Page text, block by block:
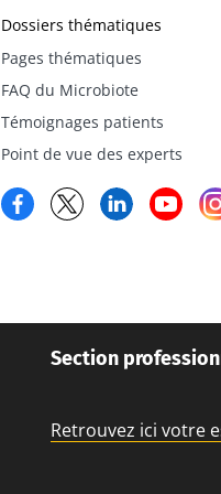
Dossiers thématiques
Pages thématiques
FAQ du Microbiote
Témoignages patients
Point de vue des experts
FacebookTwitter LinkedIn
Section
Retrouvez ici votre